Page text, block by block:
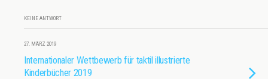
KEINE ANTWORT
27. MÄRZ 2019
Internationaler Wettbewerb für taktil illustrierte
Kinderbücher 2019